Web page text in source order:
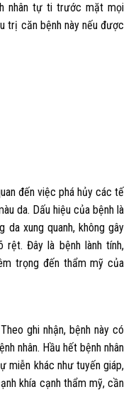
nhân tự ti trước mặt mọi
trị căn bệnh này nếu được
đến việc phá hủy các tế
da. Dấu hiệu của bệnh là
xung quanh, không gây
rệt. Đây là bệnh lành tính,
trọng đến thẩm mỹ của
ghi nhận, bệnh này có
nhân. Hầu hết bệnh nhân
miễn khác như tuyến giáp,
khía cạnh thẩm mỹ, cần